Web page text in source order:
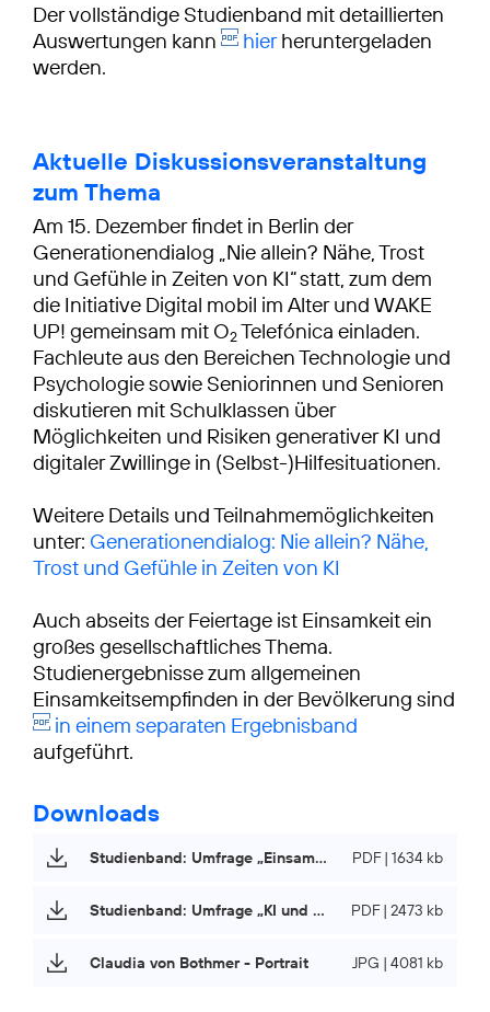
Der vollständige Studienband mit detaillierten
Auswertungen kann
hierheruntergeladen
werden.
Aktuelle Diskussionsveranstaltung
zum Thema
Am 15. Dezember findet in Berlin der
Generationendialog „Nie allein? Nähe, Trost
und Gefühle in Zeiten von KI“ statt, zum dem
die Initiative Digital mobil im Alter und WAKE
UP! gemeinsam mit O2Telefónica einladen.
Fachleute aus den Bereichen Technologie und
Psychologie sowie Seniorinnen und Senioren
diskutieren mit Schulklassen über
Möglichkeiten und Risiken generativer KI und
digitaler Zwillinge in (Selbst-)Hilfesituationen.
Weitere Details und Teilnahmemöglichkeiten
unter: Generationendialog: Nie allein? Nähe,
Trost und Gefühle in Zeiten von KI
Auch abseits der Feiertage ist Einsamkeit ein
großes gesellschaftliches Thema.
Studienergebnisse zum allgemeinen
Einsamkeitsempfinden in der Bevölkerung sind
in einem separaten Ergebnisband
aufgeführt.
Downloads
Studienband: Umfrage „Einsamkeit und Weihnachten“ PDF | 1634 kb
Studienband: Umfrage „KI und Einsamkeit“ PDF | 2473 kb
Claudia von Bothmer - Portrait JPG | 4081 kb